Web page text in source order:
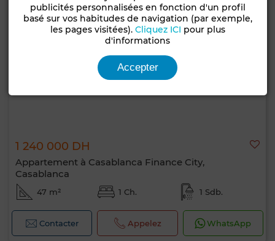
1 240 000 DH
Appartement à Casablanca Finance City,
Casablanca
47 m² 1 Ch. 1 Sdb.
Contacter Appelez WhatsApp
publicités personnalisées en fonction d'un profil
basé sur vos habitudes de navigation (par exemple,
les pages visitées). Cliquez ICI pour plus
d'informations
Accepter